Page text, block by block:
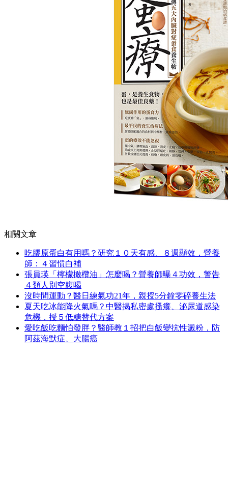
相關文章
吃膠原蛋白有用嗎？研究１０天有感、８週顯效，營養
師：４習慣白補
張員瑛「檸檬橄欖油」怎麼喝？營養師曝４功效，警告
４類人別空腹喝
沒時間運動？醫日練氣功21年，親授5分鐘零碎養生法
夏天吃冰能降火氣嗎？中醫揭私密處搔癢、泌尿道感染
危機，授５低糖替代方案
愛吃飯吃麵怕發胖？醫師教１招把白飯變抗性澱粉，防
阿茲海默症、大腸癌